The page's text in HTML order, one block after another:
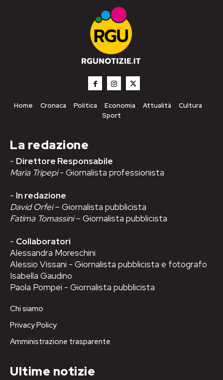
Home Cronaca Politica Economia Attualità
Cultura
Sport
La redazione
- Direttore Responsabile
Maria Tripepi- Giornalista professionista
- In redazione
David Orfei– Giornalista pubblicista
Fatima Tomassini– Giornalista pubblicista
- Collaboratori
Alessandra Moreschini
Alessio Vissani - Giornalista pubblicista e fotografo
Isabella Gaudino
Paola Pompei - Giornalista pubblicista
Chi siamo
Privacy Policy
Amministrazione trasparente
Ultime notizie